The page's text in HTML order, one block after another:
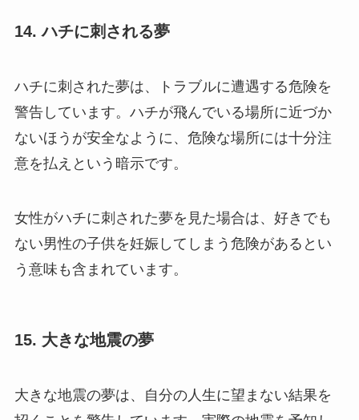
14. ハチに刺される夢
ハチに刺された夢は、トラブルに遭遇する危険を
警告しています。ハチが飛んでいる場所に近づか
ないほうが安全なように、危険な場所には十分注
意を払えという暗示です。
女性がハチに刺された夢を見た場合は、好きでも
ない男性の子供を妊娠してしまう危険があるとい
う意味も含まれています。
15. 大きな地震の夢
大きな地震の夢は、自分の人生に望まない結果を